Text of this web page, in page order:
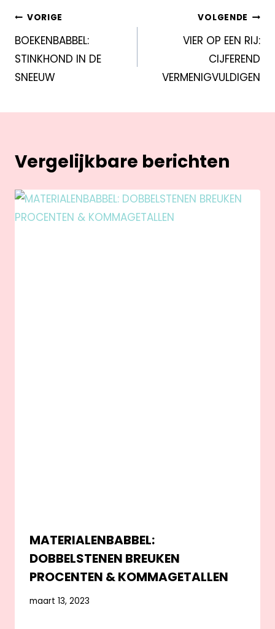
VORIGE
BOEKENBABBEL:
STINKHOND IN DE
SNEEUW
VOLGENDE
VIER OP EEN RIJ:
CIJFEREND
VERMENIGVULDIGEN
Vergelijkbare berichten
MATERIALENBABBEL:
DOBBELSTENEN BREUKEN
PROCENTEN & KOMMAGETALLEN
maart 13, 2023